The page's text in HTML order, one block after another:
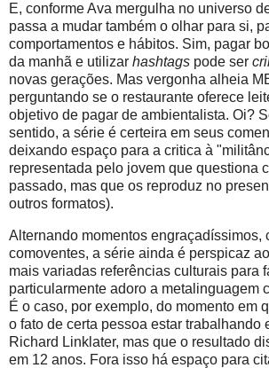
E, conforme Ava mergulha no universo
passa a mudar também o olhar para si,
comportamentos e hábitos. Sim, pagar
da manhã e utilizar hashtags pode ser
novas gerações. Mas vergonha alheia
perguntando se o restaurante oferece
objetivo de pagar de ambientalista. Oi?
sentido, a série é certeira em seus
deixando espaço para a critica à
representada pelo jovem que questiona
passado, mas que os reproduz no
outros formatos).
Alternando momentos engraçadíssimos,
comoventes, a série ainda é perspicaz
mais variadas referências culturais para
particularmente adoro a metalinguagem
É o caso, por exemplo, do momento em
o fato de certa pessoa estar trabalhando
Richard Linklater, mas que o resultado
em 12 anos. Fora isso há espaço para